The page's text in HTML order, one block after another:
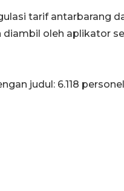
tarif antarbarang
oleh aplikator
judul: 6.118
Pelepasan
Kelapa